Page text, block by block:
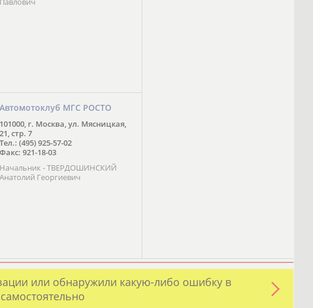
Автомотоклуб МГС РОСТО
101000, г. Москва, ул. Мясницкая,
21, стр. 7
Тел.: (495) 925-57-02
Факс: 921-18-03
Начальник - ТВЕРДОШИНСКИЙ
Анатолий Георгиевич
или обнаружили какую-либо ошибку в